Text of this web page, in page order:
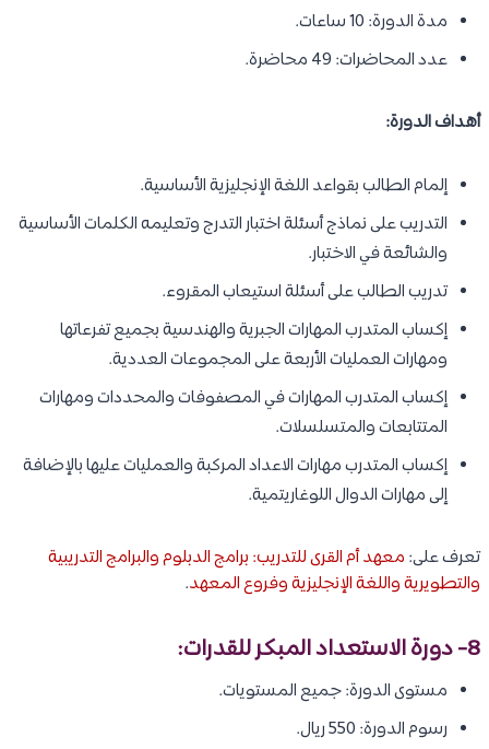
مدة الدورة: 10 ساعات.
عدد المحاضرات: 49 محاضرة.
أهداف الدورة:
إلمام الطالب بقواعد اللغة الإنجليزية الأساسية.
التدريب على نماذج أسئلة اختبار التدرج وتعليمه الكلمات الأساسية
والشائعة في الاختبار.
تدريب الطالب على أسئلة استيعاب المقروء.
إكساب المتدرب المهارات الجبرية والهندسية بجميع تفرعاتها
ومهارات العمليات الأربعة على المجموعات العددية.
إكساب المتدرب المهارات في المصفوفات والمحددات ومهارات
المتتابعات والمتسلسلات.
إكساب المتدرب مهارات الاعداد المركبة والعمليات عليها بالإضافة
إلى مهارات الدوال اللوغاريتمية.
تعرف على: معهد أم القرى للتدريب: برامج الدبلوم والبرامج التدريبية
والتطويرية واللغة الإنجليزية وفروع المعهد.
8- دورة الاستعداد المبكر للقدرات:
مستوى الدورة: جميع المستويات.
رسوم الدورة: 550 ريال.